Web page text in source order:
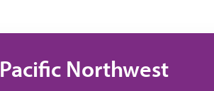
Pacific Northwest